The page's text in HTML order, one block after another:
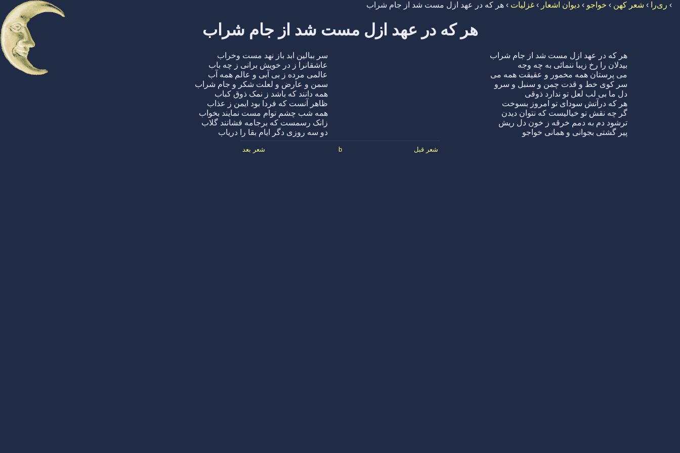
› ری‌را › شعر کهن › خواجو › دیوان اشعار › غزلیات › هر که در عهد ازل مست شد از جام شراب
هر که در عهد ازل مست شد از جام شراب
هر که در عهد ازل مست شد از جام شراب
سر ببالین ابد باز نهد مست وخراب
بیدلان را رخ زیبا ننمائی به چه وجه
عاشقانرا ز در خویش برانی ز چه باب
می پرستان همه مخمور و عقیقت همه می
عالمی مرده ز بی آبی و عالم همه آب
سر کوی خط و قدت چمن و سنبل و سرو
سمن و عارض و لعلت شکر و جام شراب
دل ما بی لب لعل تو ندارد ذوقی
همه دانند که باشد ز نمک ذوق کباب
هر که درآتش سودای تو امروز بسوخت
ظاهر آنست که فردا بود ایمن ز عذاب
گر چه نقش تو خیالیست که نتوان دیدن
همه شب چشم توام مست نمایند بخواب
ترشود دم به دمم خرقه ز خون دل ریش
زانک رسمست که برجامه فشانند گلاب
پیر گشتی بجوانی و همانی خواجو
دو سه روزی دگر ایام بقا را دریاب
شعر قبل b شعر بعد